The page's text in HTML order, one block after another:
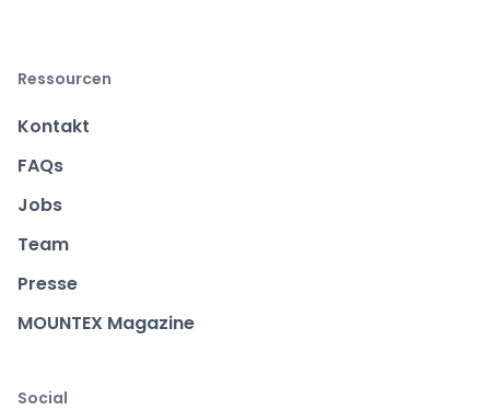
Ressourcen
Kontakt
FAQs
Jobs
Team
Presse
MOUNTEX Magazine
Social